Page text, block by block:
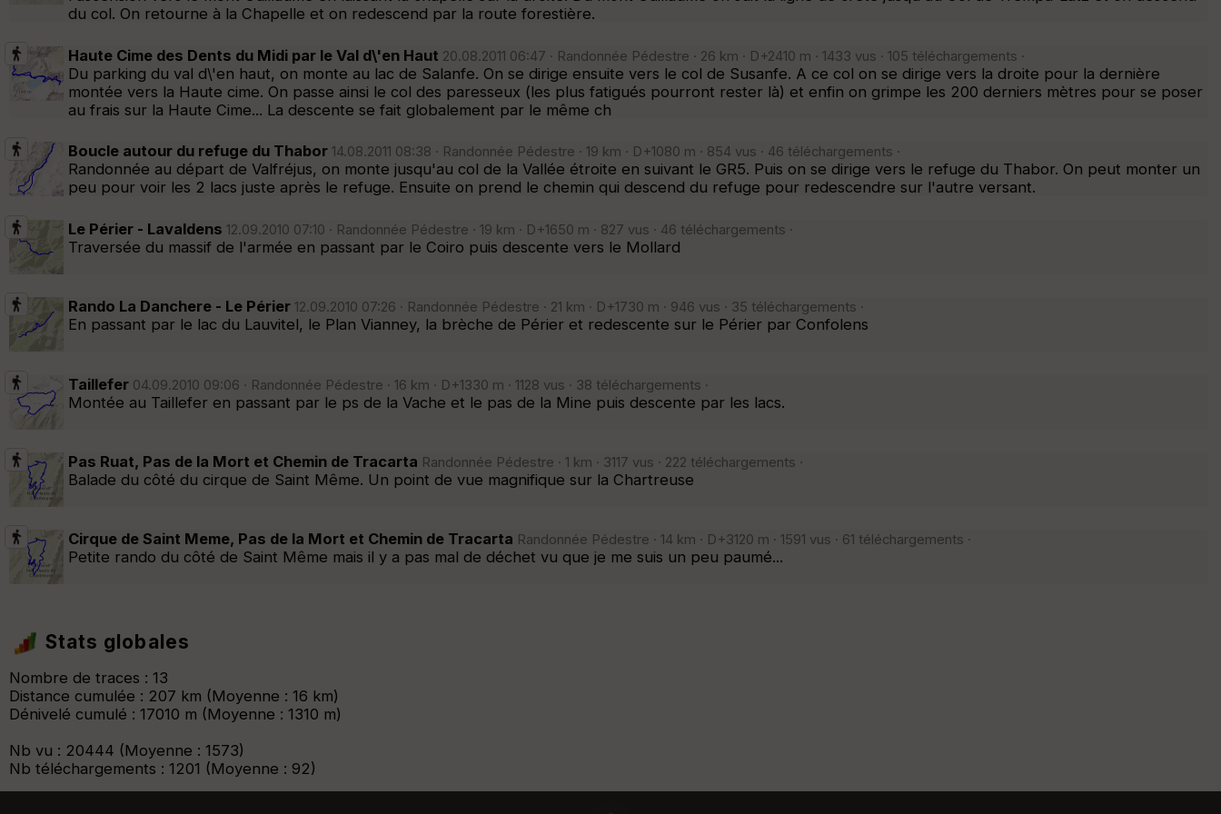
du col. On retourne à la Chapelle et on redescend par la route forestière.
Haute Cime des Dents du Midi par le Val d\'en Haut 20.08.2011 06:47 · Randonnée Pédestre · 26 km · D+2410 m · 1433 vus · 105 téléchargements ·
Du parking du val d\'en haut, on monte au lac de Salanfe. On se dirige ensuite vers le col de Susanfe. A ce col on se dirige vers la droite pour la dernière
montée vers la Haute cime. On passe ainsi le col des paresseux (les plus fatigués pourront rester là) et enfin on grimpe les 200 derniers mètres pour se poser
au frais sur la Haute Cime... La descente se fait globalement par le même ch
Boucle autour du refuge du Thabor 14.08.2011 08:38 · Randonnée Pédestre · 19 km · D+1080 m · 854 vus · 46 téléchargements ·
Randonnée au départ de Valfréjus, on monte jusqu'au col de la Vallée étroite en suivant le GR5. Puis on se dirige vers le refuge du Thabor. On peut monter un
peu pour voir les 2 lacs juste après le refuge. Ensuite on prend le chemin qui descend du refuge pour redescendre sur l'autre versant.
Le Périer - Lavaldens 12.09.2010 07:10 · Randonnée Pédestre · 19 km · D+1650 m · 827 vus · 46 téléchargements ·
Traversée du massif de l'armée en passant par le Coiro puis descente vers le Mollard
Rando La Danchere - Le Périer 12.09.2010 07:26 · Randonnée Pédestre · 21 km · D+1730 m · 946 vus · 35 téléchargements ·
En passant par le lac du Lauvitel, le Plan Vianney, la brèche de Périer et redescente sur le Périer par Confolens
Taillefer 04.09.2010 09:06 · Randonnée Pédestre · 16 km · D+1330 m · 1128 vus · 38 téléchargements ·
Montée au Taillefer en passant par le ps de la Vache et le pas de la Mine puis descente par les lacs.
Pas Ruat, Pas de la Mort et Chemin de Tracarta Randonnée Pédestre · 1 km · 3117 vus · 222 téléchargements ·
Balade du côté du cirque de Saint Même. Un point de vue magnifique sur la Chartreuse
Cirque de Saint Meme, Pas de la Mort et Chemin de Tracarta Randonnée Pédestre · 14 km · D+3120 m · 1591 vus · 61 téléchargements ·
Petite rando du côté de Saint Même mais il y a pas mal de déchet vu que je me suis un peu paumé...
Stats globales
Nombre de traces : 13
Distance cumulée : 207 km (Moyenne : 16 km)
Dénivelé cumulé : 17010 m (Moyenne : 1310 m)
Nb vu : 20444 (Moyenne : 1573)
Nb téléchargements : 1201 (Moyenne : 92)